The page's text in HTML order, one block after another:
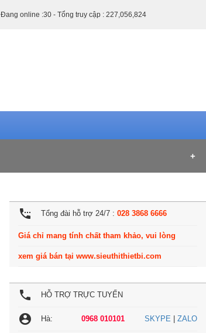
settings_phone Tổng đài hỗ trợ 24/7 :028 3868 6666
Giá chỉ mang tính chất tham khảo, vui lòng
xem giá bán tại www.sieuthithietbi.com
local_phone HỖ TRỢ TRỰC TUYẾN
account_circle Hà: 0968 010101 SKYPE ZALO
Đang online :30 - Tổng truy cập : 227,056,824